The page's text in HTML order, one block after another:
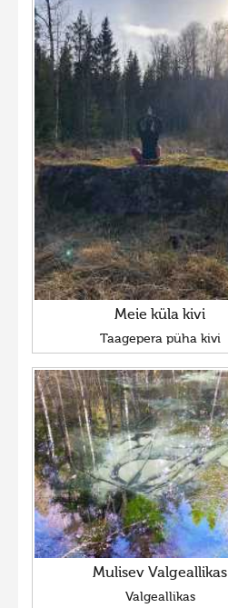
Meie küla kivi
Taagepera püha kivi
Mulisev Valgeallikas
Valgeallikas